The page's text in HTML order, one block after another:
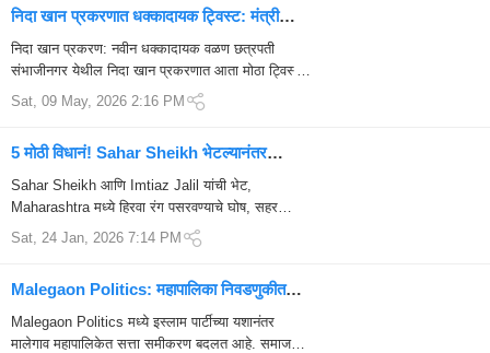
निदा खान प्रकरणात धक्कादायक ट्विस्ट: मंत्री
संजय शिरसाट यांची SIT चौकशीची मागणी
निदा खान प्रकरण: नवीन धक्कादायक वळण छत्रपती
संभाजीनगर येथील निदा खान प्रकरणात आता मोठा ट्विस्ट
समोर आला आहे. शिंदे गटाचे नेते आणि सामाजिक न्याय
Sat, 09 May, 2026 2:16 PM
5 मोठी विधानं! Sahar Sheikh भेटल्यानंतर
Imtiaz Jalil यांचा महाराष्ट्रात हिरवा रंग
पसरवण्याचा घोष
Sahar Sheikh आणि Imtiaz Jalil यांची भेट,
Maharashtra मध्ये हिरवा रंग पसरवण्याचे घोष, सहर
शेखच्या विधानावर पोलिसांची नोटीस, आणि जलील यांचा
Sat, 24 Jan, 2026 7:14 PM
Malegaon Politics: महापालिका निवडणुकीत
धमाका! नव्या समीकरणांमुळे मालेगाव राजकारणात मोठा
बदल
Malegaon Politics मध्ये इस्लाम पार्टीच्या यशानंतर
मालेगाव महापालिकेत सत्ता समीकरण बदलत आहे. समाजवादी